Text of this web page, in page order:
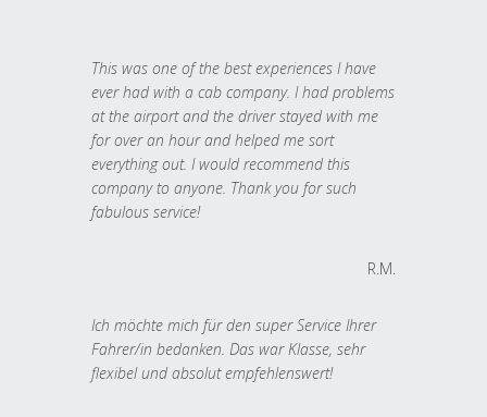
This was one of the best experiences I have
ever had with a cab company. I had problems
at the airport and the driver stayed with me
for over an hour and helped me sort
everything out. I would recommend this
company to anyone. Thank you for such
fabulous service!
R.M.
Ich möchte mich für den super Service Ihrer
Fahrer/in bedanken. Das war Klasse, sehr
flexibel und absolut empfehlenswert!